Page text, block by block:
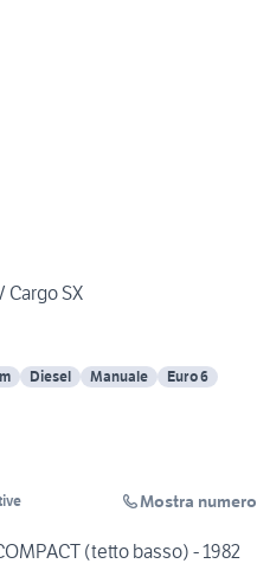
Cargo SX
Diesel Manuale Euro 6
Mostra numero
(tetto basso) - 1982